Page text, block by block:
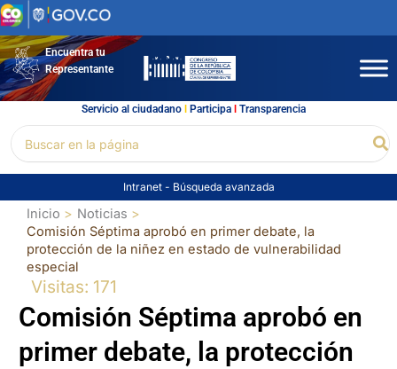
Ir
al
contenidoEncuentra tu
Representante
Servicio al ciudadano l Participal Transparencia
por:
Intranet - Búsqueda avanzada
Inicio
Noticias
Comisión Séptima aprobó en primer debate, la
protección de la niñez en estado de vulnerabilidad
especial
Visitas: 171
Comisión Séptima aprobó en
primer debate, la protección